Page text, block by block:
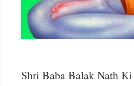
Shri Baba Balak Nath